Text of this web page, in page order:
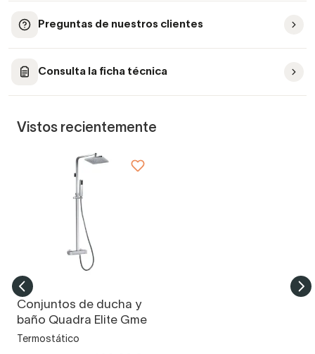
Preguntas de nuestros clientes
Consulta la ficha técnica
Vistos recientemente
Conjuntos de ducha y
baño Quadra Elite Gme
Termostático